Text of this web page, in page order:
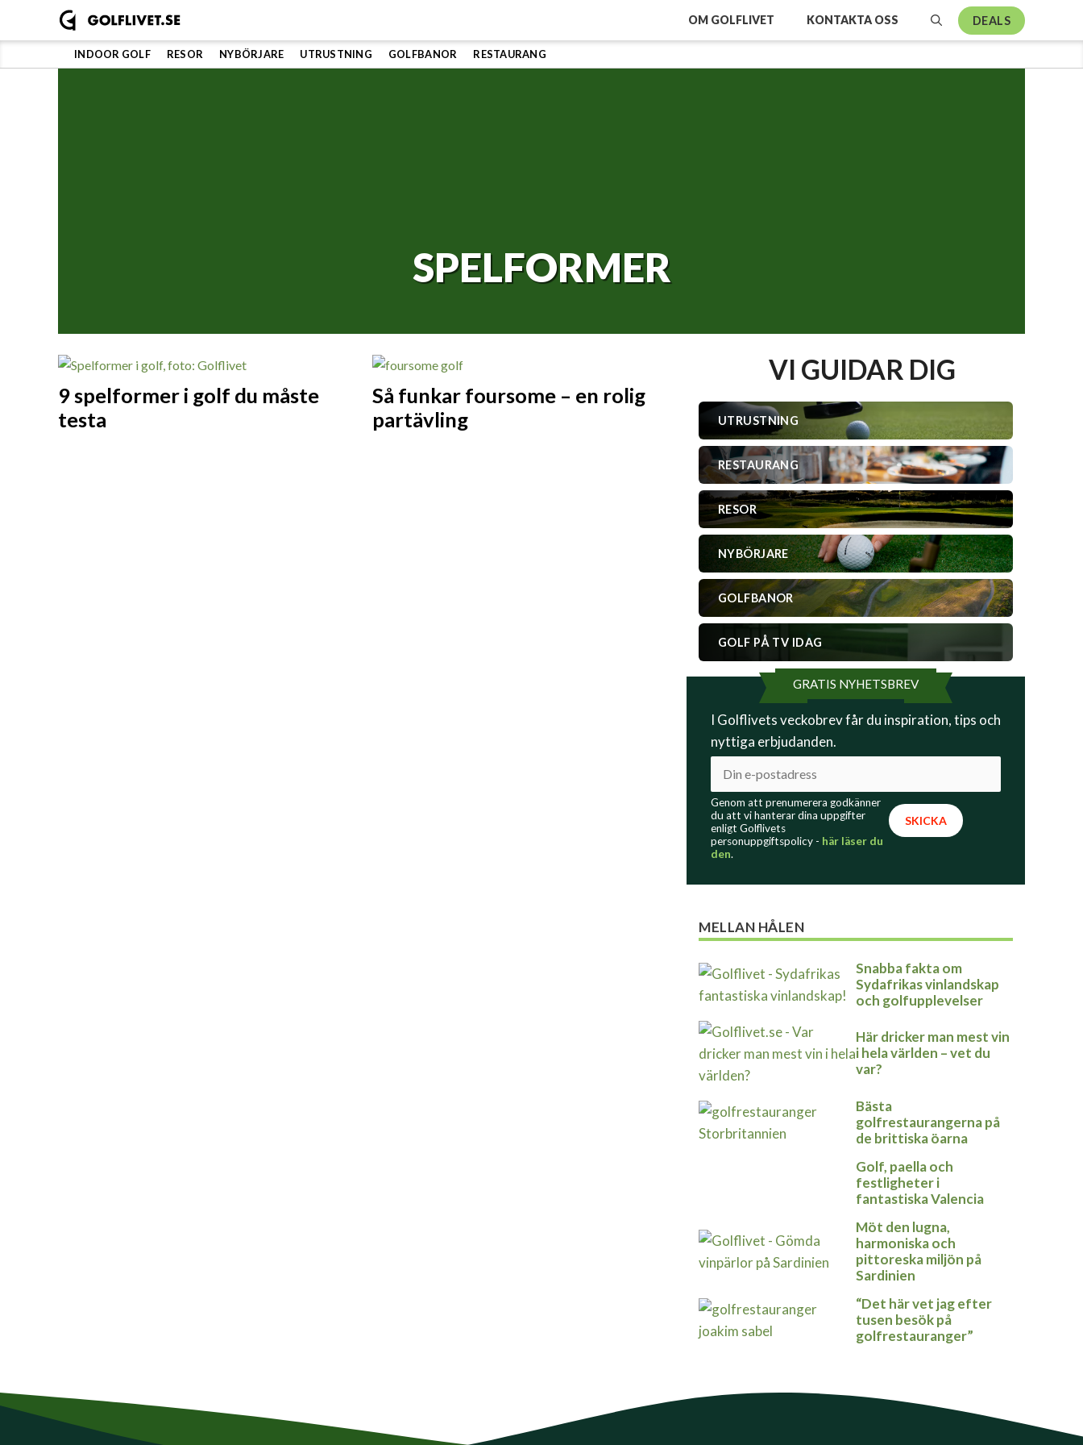
OM GOLFLIVET KONTAKTA OSS DEALS
INDOOR GOLF RESOR NYBÖRJARE UTRUSTNING GOLFBANOR RESTAURANG
SPELFORMER
9 spelformer i golf du måste
testa
Så funkar foursome – en rolig
partävling
VI GUIDAR DIG
UTRUSTNING
RESTAURANG
RESOR
NYBÖRJARE
GOLFBANOR
GOLF PÅ TV IDAG
GRATIS NYHETSBREV
I Golflivets veckobrev får du inspiration, tips och
nyttiga erbjudanden.
Genom att prenumerera godkänner
du att vi hanterar dina uppgifter
enligt Golflivets
personuppgiftspolicy - här läser du
den.
MELLAN HÅLEN
Snabba fakta om
Sydafrikas vinlandskap
och golfupplevelser
Här dricker man mest vin
i hela världen – vet du
var?
Bästa
golfrestaurangerna på
de brittiska öarna
Golf, paella och
festligheter i
fantastiska Valencia
Möt den lugna,
harmoniska och
pittoreska miljön på
Sardinien
“Det här vet jag efter
tusen besök på
golfrestauranger”